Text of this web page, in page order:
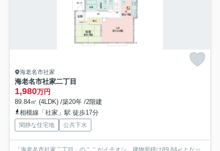
海老名市社家
海老名市社家二丁目
1,980万円
89.84㎡ (4LDK) /築20年 /2階建
相模線「社家」駅 徒歩17分
閑静な住宅地 公共下水
「海老名市社家二丁目」のここがイチオシ。建物面積は89.84㎡となっ